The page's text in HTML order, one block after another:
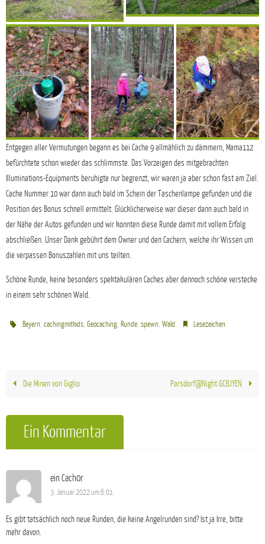
Entgegen aller Vermutungen begann es bei Cache 9 allmählich zu dämmern, Mama112
befürchtete schon wieder das schlimmste. Das Vorzeigen des mitgebrachten
Illuminations-Equipments beruhigte nur begrenzt, wir waren ja aber schon fast am Ziel.
Cache Nummer 10 war dann auch bald im Schein der Taschenlampe gefunden und die
Position des Bonus schnell ermittelt. Glücklicherweise war dieser dann auch bald in
der Nähe der Autos gefunden und wir konnten diese Runde damit mit vollem Erfolg
abschließen. Unser Dank gebührt dem Owner und den Cachern, welche ihr Wissen um
die verpassen Bonuszahlen mit uns teilten.
Schöne Runde, keine besonders spektakulären Caches aber dennoch schöne verstecke
in einem sehr schönen Wald.
Bayern,cachingmitkids,Geocaching,Runde,spewn,Wald. Lesezeichen.
Die Minen von Giglio Parsdorf@Night GC8JYEN
Ein Kommentar
ein Cach0r
3. Januar 2022 um 6:01
Es gibt tatsächlich noch neue Runden, die keine Angelrunden sind? Ist ja Irre, bitte
mehr davon.